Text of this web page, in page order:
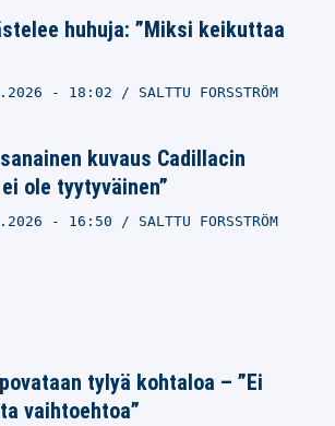
huhuja: ”Miksi keikuttaa
- 18:02 SALTTU FORSSTRÖM
kuvaus Cadillacin
ole tyytyväinen”
- 16:50 SALTTU FORSSTRÖM
tylyä kohtaloa – ”Ei
vaihtoehtoa”